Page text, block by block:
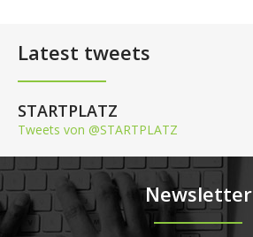
Latest tweets
STARTPLATZ
Tweets von @STARTPLATZ
Newsletter